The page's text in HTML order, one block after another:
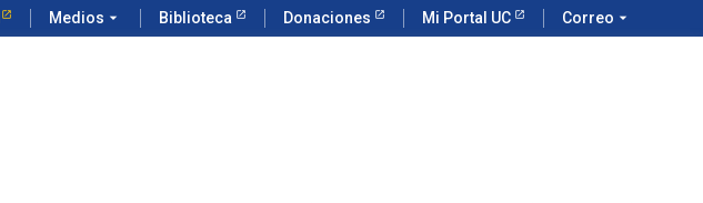
Medios arrow_drop_down Biblioteca Donaciones Mi Portal UC Correo arrow_drop_down